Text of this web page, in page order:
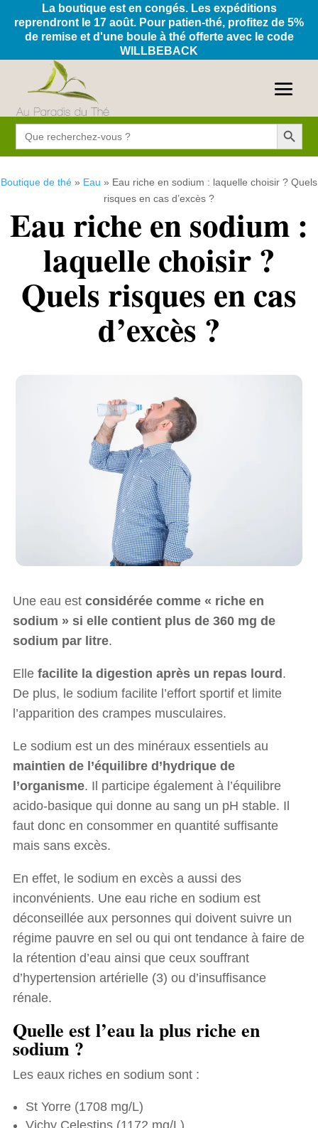
La boutique est en congés. Les expéditions
reprendront le 17 août. Pour patien-thé, profitez de 5%
de remise et d'une boule à thé offerte avec le code
WILLBEBACK
Search
for:
Search Button
Boutique de thé » Eau » Eau riche en sodium : laquelle choisir ? Quels
risques en cas d’excès ?
Eau riche en sodium :
laquelle choisir ?
Quels risques en cas
d’excès ?
Une eau est considérée comme « riche en
sodium » si elle contient plus de 360 mg de
sodium par litre.
Elle facilite la digestion après un repas lourd.
De plus, le sodium facilite l’effort sportif et limite
l’apparition des crampes musculaires.
Le sodium est un des minéraux essentiels au
maintien de l’équilibre d’hydrique de
l’organisme. Il participe également à l’équilibre
acido-basique qui donne au sang un pH stable. Il
faut donc en consommer en quantité suffisante
mais sans excès.
En effet, le sodium en excès a aussi des
inconvénients. Une eau riche en sodium est
déconseillée aux personnes qui doivent suivre un
régime pauvre en sel ou qui ont tendance à faire de
la rétention d’eau ainsi que ceux souffrant
d’hypertension artérielle (3) ou d’insuffisance
rénale.
Quelle est l’eau la plus riche en
sodium ?
Les eaux riches en sodium sont :
St Yorre (1708 mg/L)
Vichy Celestins (1172 mg/L)